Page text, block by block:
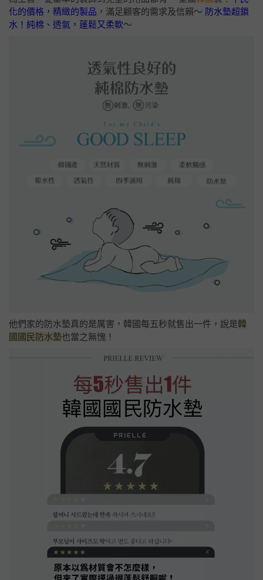
化的價格，精緻的製品 ，滿足顧客的需求及信賴～ 防水墊超鎖
水！純棉、透氣，蓬鬆又柔軟～
他們家的防水墊真的是厲害，韓國每五秒就售出一件，說是韓
國國民防水墊也當之無愧！